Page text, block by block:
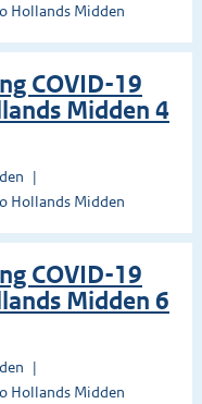
Hollands Midden
COVID-19
Midden 4
Hollands Midden
COVID-19
Midden 6
Hollands Midden